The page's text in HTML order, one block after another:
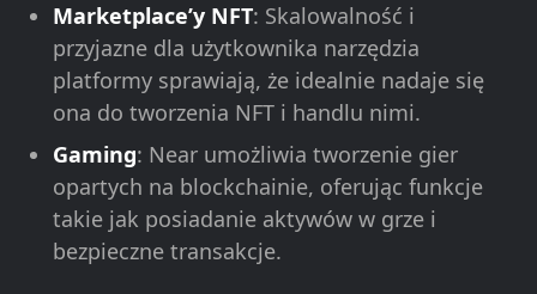
Marketplace’y NFT: Skalowalność i
przyjazne dla użytkownika narzędzia
platformy sprawiają, że idealnie nadaje się
ona do tworzenia NFT i handlu nimi.
Gaming: Near umożliwia tworzenie gier
opartych na blockchainie, oferując funkcje
takie jak posiadanie aktywów w grze i
bezpieczne transakcje.